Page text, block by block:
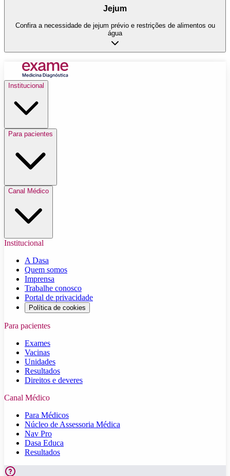
Jejum
Confira a necessidade de jejum prévio e restrições de alimentos ou
água
Institucional
Para pacientes
Canal Médico
Institucional
A Dasa
Quem somos
Imprensa
Trabalhe conosco
Portal de privacidade
Política de cookies
Para pacientes
Exames
Vacinas
Unidades
Resultados
Direitos e deveres
Canal Médico
Para Médicos
Núcleo de Assessoria Médica
Nav Pro
Dasa Educa
Resultados